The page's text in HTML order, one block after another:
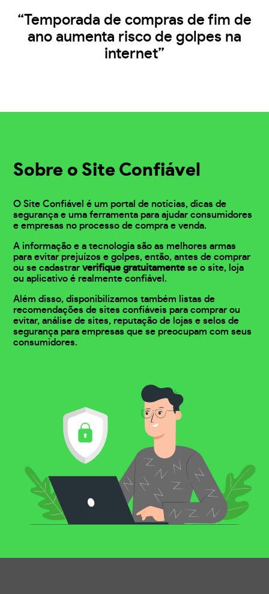
“Temporada de compras de fim de
ano aumenta risco de golpes na
internet”
Sobre o Site Confiável
O Site Confiável é um portal de notícias, dicas de
segurança e uma ferramenta para ajudar consumidores
e empresas no processo de compra e venda.
A informação e a tecnologia são as melhores armas
para evitar prejuízos e golpes, então, antes de comprar
ou se cadastrarverifique gratuitamente se o site, loja
ou aplicativo é realmente confiável.
Além disso, disponibilizamos também listas de
recomendações de sites confiáveis para comprar ou
evitar, análise de sites, reputação de lojas e selos de
segurança para empresas que se preocupam com seus
consumidores.